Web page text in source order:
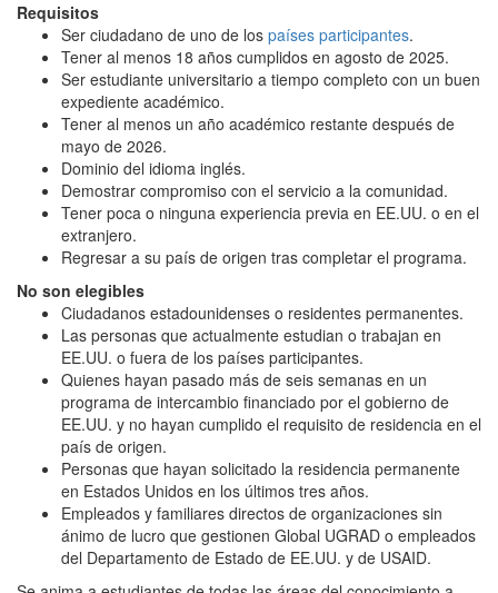
Requisitos
Ser ciudadano de uno de los países participantes.
Tener al menos 18 años cumplidos en agosto de 2025.
Ser estudiante universitario a tiempo completo con un buen
expediente académico.
Tener al menos un año académico restante después de
mayo de 2026.
Dominio del idioma inglés.
Demostrar compromiso con el servicio a la comunidad.
Tener poca o ninguna experiencia previa en EE.UU. o en el
extranjero.
Regresar a su país de origen tras completar el programa.
No son elegibles
Ciudadanos estadounidenses o residentes permanentes.
Las personas que actualmente estudian o trabajan en
EE.UU. o fuera de los países participantes.
Quienes hayan pasado más de seis semanas en un
programa de intercambio financiado por el gobierno de
EE.UU. y no hayan cumplido el requisito de residencia en el
país de origen.
Personas que hayan solicitado la residencia permanente
en Estados Unidos en los últimos tres años.
Empleados y familiares directos de organizaciones sin
ánimo de lucro que gestionen Global UGRAD o empleados
del Departamento de Estado de EE.UU. y de USAID.